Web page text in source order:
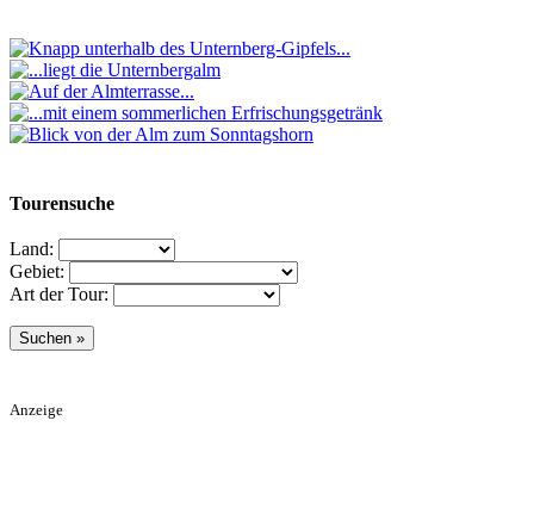
Tourensuche
Land:
Gebiet:
Art der Tour:
Anzeige